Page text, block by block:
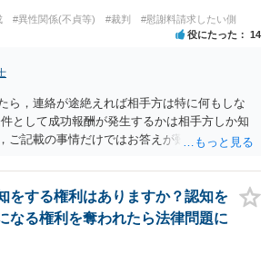
#異性関係(不貞等) #裁判 #慰謝料請求したい側
役にたった 14
ら，連絡が途絶えれば相手方は特に何もしな
として成功報酬が発生するかは相手方しか知
ご記載の事情だけではお答えが難しいです。
，いずれもあり得ると思います。個々の弁護
をする権利はありますか？認知を
なる権利を奪われたら法律問題に